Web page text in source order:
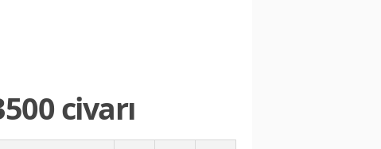
civarı